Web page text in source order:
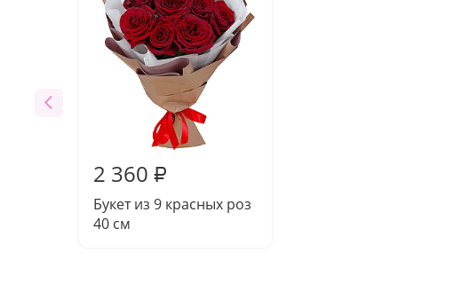
2 360 ₽
Букет из 9 красных роз
40 см